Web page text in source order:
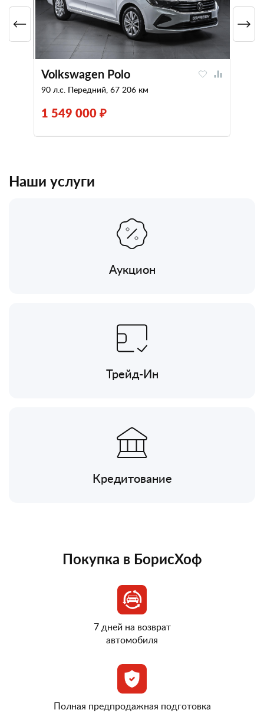
Volkswagen Polo
90 л.с. Передний, 67 206 км
1 549 000 ₽
Наши услуги
Аукцион
Трейд-Ин
Кредитование
Покупка в БорисХоф
7 дней на возврат
автомобиля
Полная предпродажная подготовка